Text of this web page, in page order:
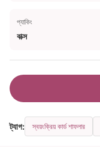
প্যাকিং
বাক্স
ট্যাগ: স্বয়ংক্রিয় কার্ড শাফলার